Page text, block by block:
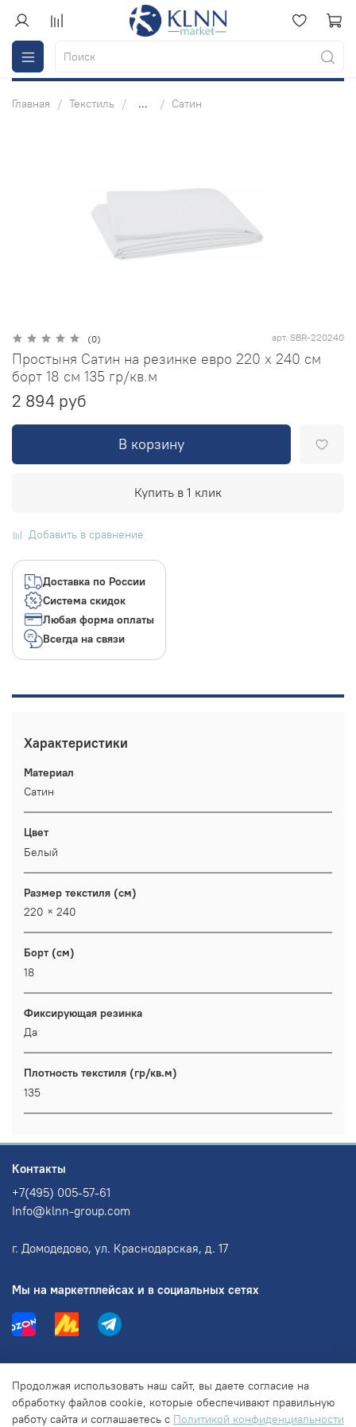
Главная Текстиль ... Сатин
(0) арт. SBR-220240
Простыня Сатин на резинке евро 220 х 240 см
борт 18 см 135 гр/кв.м
2 894 руб
В корзину
Купить в 1 клик
Добавить в сравнение
Доставка по России
Система скидок
Любая форма оплаты
Всегда на связи
Характеристики
Материал
Сатин
Цвет
Белый
Размер текстиля (см)
220 × 240
Борт (см)
18
Фиксирующая резинка
Да
Плотность текстиля (гр/кв.м)
135
Информация
Контакты
+7(495) 005-57-61
Info@klnn-group.com
г. Домодедово, ул. Краснодарская, д. 17
Мы на маркетплейсах и в социальных сетях
Продолжая использовать наш сайт, вы даете согласие на
обработку файлов cookie, которые обеспечивают правильную
работу сайта и соглашаетесь с Политикой конфиденциальности